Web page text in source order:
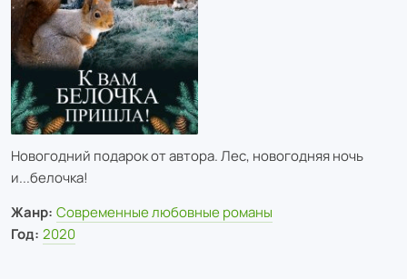
Новогодний подарок от автора. Лес, новогодняя ночь
и...белочка!
Жанр: Современные любовные романы
Год: 2020